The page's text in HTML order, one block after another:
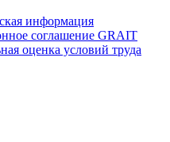
информация
соглашение GRAIT
оценка условий труда